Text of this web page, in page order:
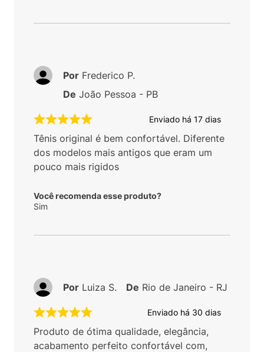
Enviado há 17 dias
Tênis original é bem confortável. Diferente
dos modelos mais antigos que eram um
pouco mais rigidos
Você recomenda esse produto?
Sim
Por Frederico P.
De João Pessoa - PB
Enviado há 30 dias
Produto de ótima qualidade, elegância,
acabamento perfeito confortável com,
Por Luiza S. De Rio de Janeiro - RJ